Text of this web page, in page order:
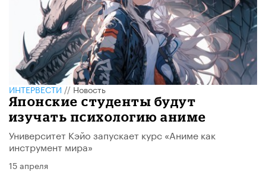
ИНТЕРВЕСТИ // Новость
Японские студенты будут
изучать психологию аниме
Университет Кэйо запускает курс «Аниме как
инструмент мира»
15 апреля